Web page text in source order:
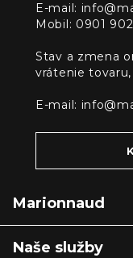
E-mail:
Mobil: 0901
Stav a zmena
vrátenie
E-mail:
Marionnaud
Naše služby